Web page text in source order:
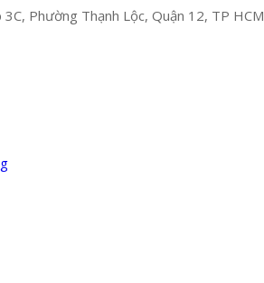
Phường Thạnh Lộc, Quận 12, TP HCM